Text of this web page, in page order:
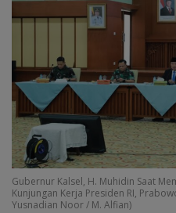
Gubernur Kalsel, H. Muhidin Saat
Kunjungan Kerja Presiden RI,
Yusnadian Noor / M. Alfian)